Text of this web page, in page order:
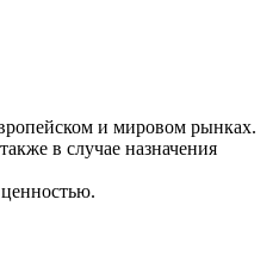
и мировом рынках.
в случае назначения